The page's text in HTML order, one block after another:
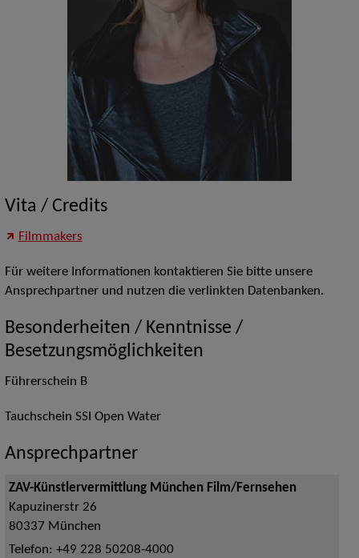
Vita / Credits
Filmmakers
Für weitere Informationen kontaktieren Sie bitte unsere
Ansprechpartner und nutzen die verlinkten Datenbanken.
Besonderheiten / Kenntnisse /
Besetzungsmöglichkeiten
Führerschein B
Tauchschein SSI Open Water
Ansprechpartner
ZAV-Künstlervermittlung München Film/Fernsehen
Kapuzinerstr 26
80337 München
Telefon: +49 228 50208-4000